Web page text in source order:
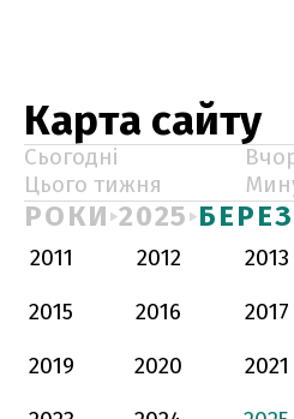
Карта сайту
Сьогодні
Цього тижня
РОКИ 2025
2011 2012 2013
2015
2016 2017
2019
2020 2021